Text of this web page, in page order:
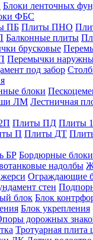
Блоки ленточных
ФБС
ПБ Плиты ПНО
Балконные плиты
брусковые
Перемычки
под забор
блоки
ЛМ Лестничная
Плиты ПД Плиты
П Плиты ДТ
БР Бордюрные блоки
надолбы
Ограждающие
стен
блок Блок
Блок укрепления
дорожных
Тротуарная плита